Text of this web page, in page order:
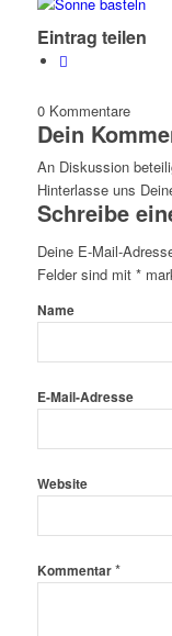
Eintrag teilen
0 Kommentare
Dein
An Diskussion
Hinterlasse uns
Schreibe
Deine E-Mail-
Felder sind mit *
Name
E-Mail-Adresse
Website
Kommentar*